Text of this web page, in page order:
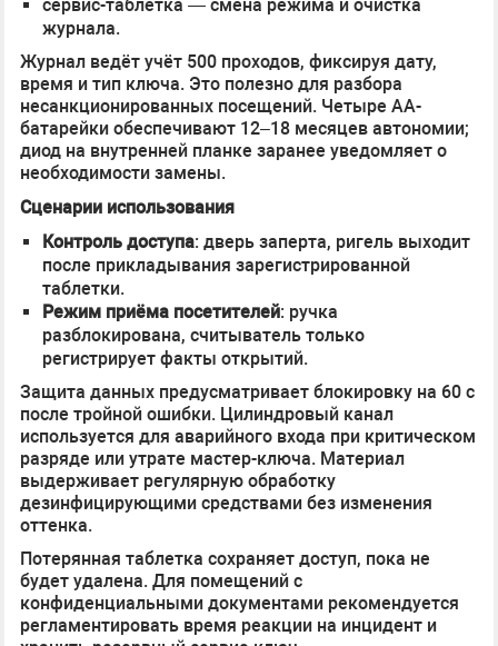
сервис-таблетка — смена режима и очистка
журнала.
Журнал ведёт учёт 500 проходов, фиксируя дату,
время и тип ключа. Это полезно для разбора
несанкционированных посещений. Четыре AA-
батарейки обеспечивают 12–18 месяцев автономии;
диод на внутренней планке заранее уведомляет о
необходимости замены.
Сценарии использования
Контроль доступа: дверь заперта, ригель выходит
после прикладывания зарегистрированной
таблетки.
Режим приёма посетителей: ручка
разблокирована, считыватель только
регистрирует факты открытий.
Защита данных предусматривает блокировку на 60 с
после тройной ошибки. Цилиндровый канал
используется для аварийного входа при критическом
разряде или утрате мастер-ключа. Материал
выдерживает регулярную обработку
дезинфицирующими средствами без изменения
оттенка.
Потерянная таблетка сохраняет доступ, пока не
будет удалена. Для помещений с
конфиденциальными документами рекомендуется
регламентировать время реакции на инцидент и